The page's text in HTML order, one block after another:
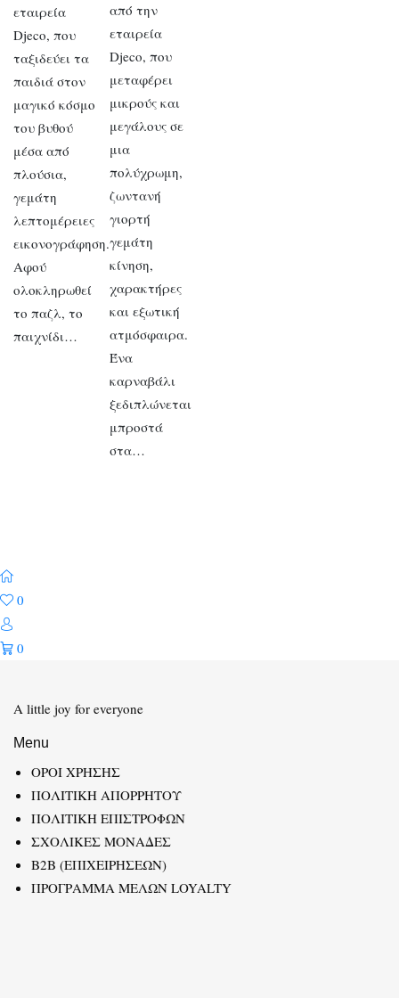
εταιρεία
Djeco, που
ταξιδεύει τα
παιδιά στον
μαγικό κόσμο
του βυθού
μέσα από
πλούσια,
γεμάτη
λεπτομέρειες
εικονογράφηση.
Αφού
ολοκληρωθεί
το παζλ, το
παιχνίδι…
από την
εταιρεία
Djeco, που
μεταφέρει
μικρούς και
μεγάλους σε
μια
πολύχρωμη,
ζωντανή
γιορτή
γεμάτη
κίνηση,
χαρακτήρες
και εξωτική
ατμόσφαιρα.
Ένα
καρναβάλι
ξεδιπλώνεται
μπροστά
στα…
0
0
A little joy for everyone
Menu
ΟΡΟΙ ΧΡΗΣΗΣ
ΠΟΛΙΤΙΚΗ ΑΠΟΡΡΗΤΟΥ
ΠΟΛΙΤΙΚΗ ΕΠΙΣΤΡΟΦΩΝ
ΣΧΟΛΙΚΕΣ ΜΟΝΑΔΕΣ
B2B (ΕΠΙΧΕΙΡΗΣΕΩΝ)
ΠΡΟΓΡΑΜΜΑ ΜΕΛΩΝ LOYALTY